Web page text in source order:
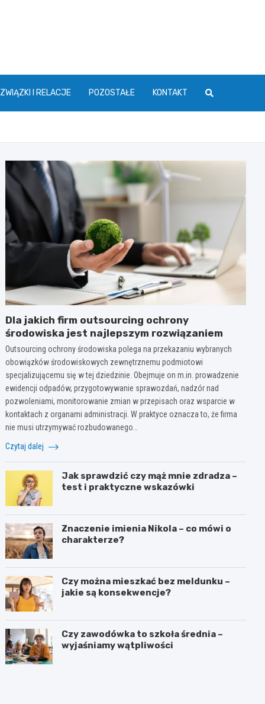
ZWIĄZKI I RELACJE POZOSTAŁE KONTAKT
Dla jakich firm outsourcing ochrony
środowiska jest najlepszym rozwiązaniem
Outsourcing ochrony środowiska polega na przekazaniu wybranych
obowiązków środowiskowych zewnętrznemu podmiotowi
specjalizującemu się w tej dziedzinie. Obejmuje on m.in. prowadzenie
ewidencji odpadów, przygotowywanie sprawozdań, nadzór nad
pozwoleniami, monitorowanie zmian w przepisach oraz wsparcie w
kontaktach z organami administracji. W praktyce oznacza to, że firma
nie musi utrzymywać rozbudowanego…
Czytaj dalej
Jak sprawdzić czy mąż mnie zdradza –
test i praktyczne wskazówki
Znaczenie imienia Nikola – co mówi o
charakterze?
Czy można mieszkać bez meldunku –
jakie są konsekwencje?
Czy zawodówka to szkoła średnia –
wyjaśniamy wątpliwości